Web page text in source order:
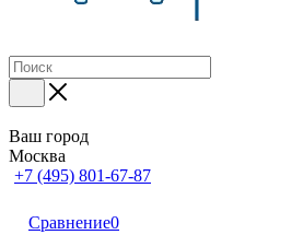
Ваш город
Москва
+7 (495) 801-67-87
Сравнение0